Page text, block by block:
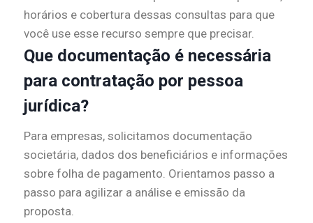
horários e cobertura dessas consultas para que
você use esse recurso sempre que precisar.
Que documentação é necessária
para contratação por pessoa
jurídica?
Para empresas, solicitamos documentação
societária, dados dos beneficiários e informações
sobre folha de pagamento. Orientamos passo a
passo para agilizar a análise e emissão da
proposta.